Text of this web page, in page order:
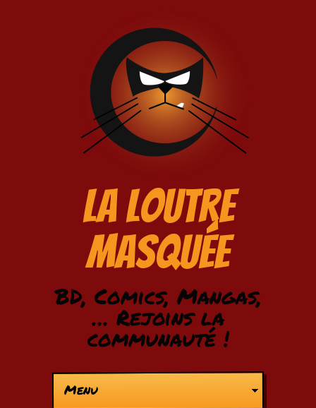
La Loutre
Masquée
BD, Comics, Mangas,
… Rejoins la
communauté !
Menu